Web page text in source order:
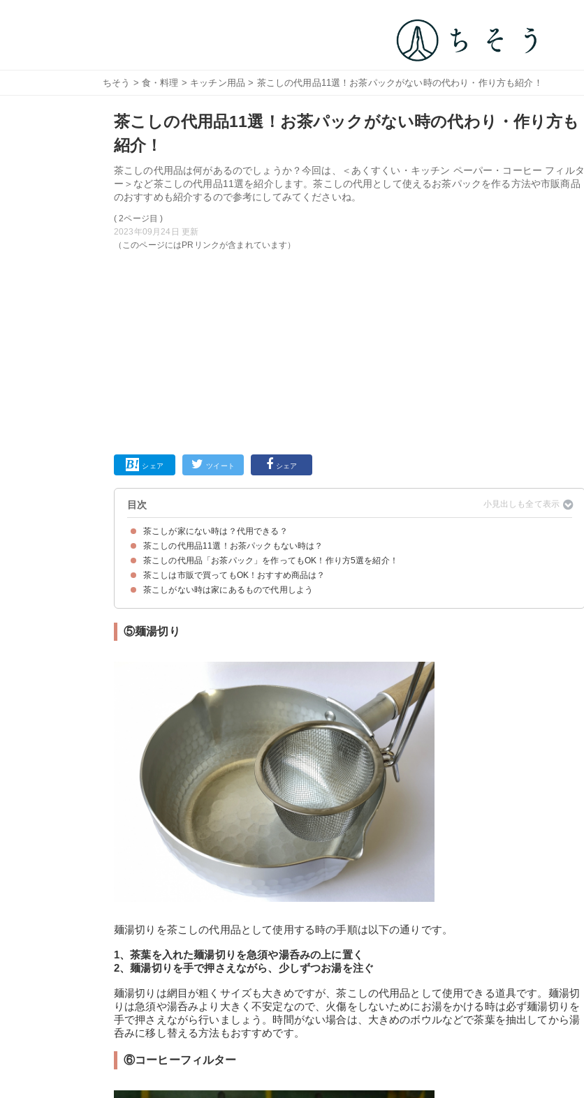
ちそう > 食・料理 > キッチン用品 > 茶こしの代用品11選！お茶パックがない時の代わり・作り方も紹介！
茶こしの代用品11選！お茶パックがない時の代わり・作り方も
紹介！
茶こしの代用品は何があるのでしょうか？今回は、＜あくすくい・キッチン ペーパー・コーヒー フィルタ
ー＞など茶こしの代用品11選を紹介します。茶こしの代用として使えるお茶パックを作る方法や市販商品
のおすすめも紹介するので参考にしてみてくださいね。
( 2ページ目 )
2023年09月24日 更新
（このページにはPRリンクが含まれています）
シェア ツイート シェア
目次
茶こしが家にない時は？代用できる？
茶こしがない時は「お茶パック」で代用がおすすめ
茶こしの代用品11選！お茶パックもない時は？
①ザル
②あくすくい
③粉ふるい
④味噌こし
⑤麺湯切り
⑥コーヒーフィルター
⑦ガーゼハンカチ
⑧三角コーナーのネット
⑨キッチンペーパー
⑩レース生地
⑪裏ごし器
茶こしの代用品「お茶パック」を作ってもOK！作り方5選を紹介！
①コーヒーフィルターでお茶パックを作る方法
②ガーゼハンカチでお茶パックを作る方法
③三角コーナーのネットでお茶パックを作る方法
④キッチンペーパーでお茶パックを作る方法
⑤レース生地でお茶パックを作る方法
茶こしは市販で買ってもOK！おすすめ商品は？
①取っ手と蓋付き 深型茶こし網｜ipow（税込1460円）
②ツイストティ―ボール｜OXO（税込1980円）
茶こしがない時は家にあるもので代用しよう
⑤麺湯切り
麺湯切りを茶こしの代用品として使用する時の手順は以下の通りです。
1、茶葉を入れた麺湯切りを急須や湯呑みの上に置く
2、麺湯切りを手で押さえながら、少しずつお湯を注ぐ
麺湯切りは網目が粗くサイズも大きめですが、茶こしの代用品として使用できる道具です。麺湯切
りは急須や湯呑みより大きく不安定なので、火傷をしないためにお湯をかける時は必ず麺湯切りを
手で押さえながら行いましょう。時間がない場合は、大きめのボウルなどで茶葉を抽出してから湯
呑みに移し替える方法もおすすめです。
⑥コーヒーフィルター